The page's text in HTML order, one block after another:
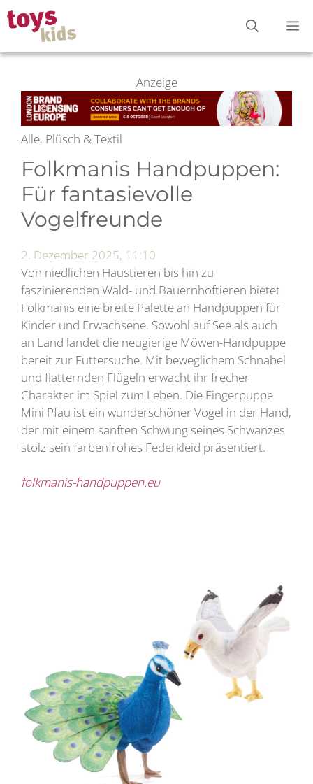
Zum
Inhalt
springen
Anzeige
Alle, Plüsch & Textil
Folkmanis Handpuppen:
Für fantasievolle
Vogelfreunde
2. Dezember 2025, 11:10
Von niedlichen Haustieren bis hin zu
faszinierenden Wald- und Bauernhoftieren bietet
Folkmanis eine breite Palette an Handpuppen für
Kinder und Erwachsene. Sowohl auf See als auch
an Land landet die neugierige Möwen-Handpuppe
bereit zur Futtersuche. Mit beweglichem Schnabel
und flatternden Flügeln erwacht ihr frecher
Charakter im Spiel zum Leben. Die Fingerpuppe
Mini Pfau ist ein wunderschöner Vogel in der Hand,
der mit einem sanften Schwung seines Schwanzes
stolz sein farbenfrohes Federkleid präsentiert.
folkmanis-handpuppen.eu